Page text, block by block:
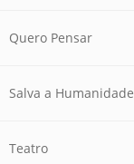
Quero Pensar
Salva a
Teatro